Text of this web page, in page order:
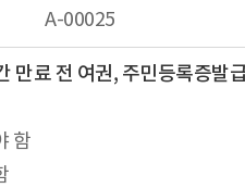
A-00025
만료 전 여권, 주민등록증발
함